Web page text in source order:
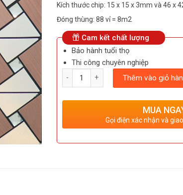
Kích thước chip: 15 x 15 x 3mm và 46 x
Đóng thùng: 88 vỉ = 8m2
Cam kết chất lượng
Bảo hành tuổi thọ
Thi công chuyên nghiệp
Thêm vào giỏ
MUA
Gọi điện xác nhận và